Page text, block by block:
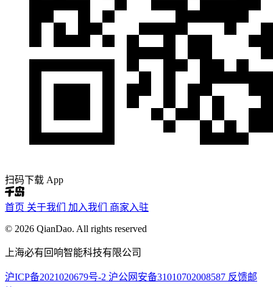
扫码下载 App
首页 关于我们 加入我们 商家入驻
© 2026 QianDao. All rights reserved
上海必有回响智能科技有限公司
沪ICP备2021020679号-2 沪公网安备31010702008587 反馈邮